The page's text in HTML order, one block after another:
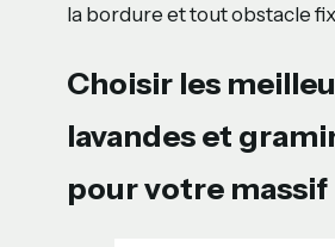
la bordure et tout obstacle
Choisir les
lavandes et
pour votre massif